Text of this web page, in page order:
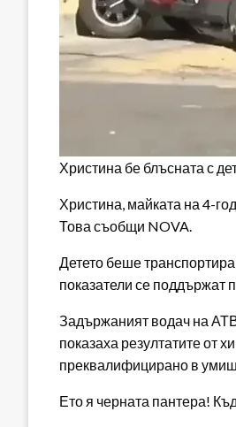
Христина бе блъсната с
Христина, майката на 4-
Това съобщи NOVA.
Детето беше
показатели се поддържат
Задържаният водач на
показаха резултатите от
преквалифицирано в
Ето я черната пантера!